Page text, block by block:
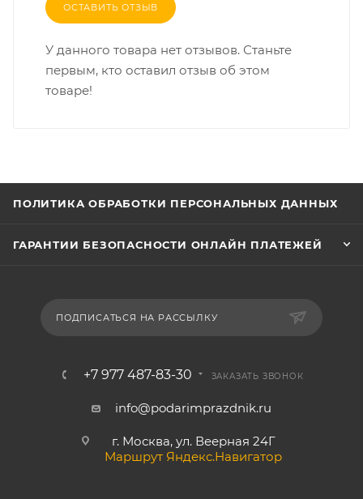
ОСТАВИТЬ ОТЗЫВ
У данного товара нет отзывов. Станьте
первым, кто оставил отзыв об этом
товаре!
ПОЛИТИКА ОБРАБОТКИ ПЕРСОНАЛЬНЫХ ДАННЫХ
ГАРАНТИИ БЕЗОПАСНОСТИ ОНЛАЙН ПЛАТЕЖЕЙ
ПОДПИСАТЬСЯ НА РАССЫЛКУ
+7 977 487-83-30 ЗАКАЗАТЬ ЗВОНОК
info@podarimprazdnik.ru
г. Москва, ул. Веерная 24Г
Маршрут Яндекс.Навигатор